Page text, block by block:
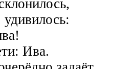
Ива.